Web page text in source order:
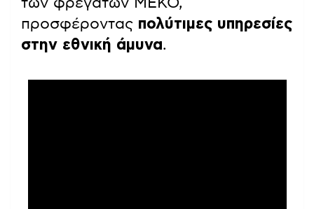
προσφέροντας πολύτιμες υπηρεσίες
στην εθνική άμυνα.